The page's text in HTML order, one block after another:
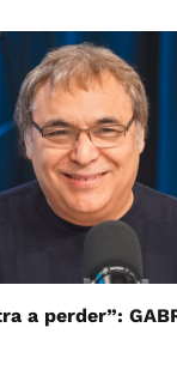
a perder”: